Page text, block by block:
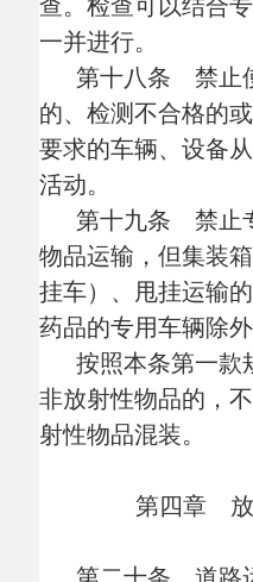
从事放射性物品道路
第二十三条 承运人
性物品道路运输合同
运人提交的下列材料：
（一）运输说明书
品名、数量、物理化学
（二）辐射监测报
物品的辐射监测报告
辐射监测机构出具；
辐射监测报告由托运人
（三）核与辐射事
（四）装卸作业方
（五）安全防护指南
（五）项要求的内容在
出说明的，可以不提